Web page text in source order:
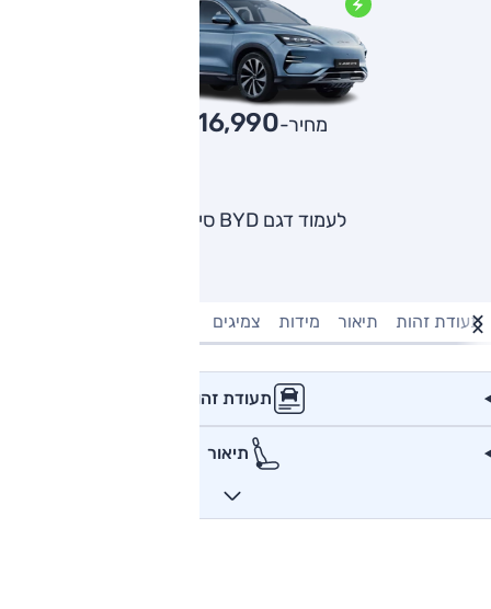
מחיר-₪216,990
לעמוד דגם BYD סיל U
תעודת זהות תיאור מידות צמיגים
תעודת זהות
תיאור